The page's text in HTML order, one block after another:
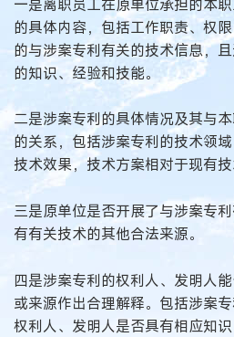
一是离职员工在原单位承担的本
的具体内容，包括工作职责、权
的与涉案专利有关的技术信息，
的知识、经验和技能。
二是涉案专利的具体情况及其与
的关系，包括涉案专利的技术领
技术效果，技术方案相对于现有技
三是原单位是否开展了与涉案专
有有关技术的其他合法来源。
四是涉案专利的权利人、发明人
或来源作出合理解释。包括涉案专
权利人、发明人是否具有相应知识